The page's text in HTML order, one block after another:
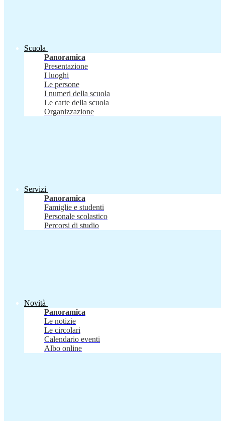
Scuola
Panoramica
Presentazione
I luoghi
Le persone
I numeri della scuola
Le carte della scuola
Organizzazione
Servizi
Panoramica
Famiglie e studenti
Personale scolastico
Percorsi di studio
Novità
Panoramica
Le notizie
Le circolari
Calendario eventi
Albo online